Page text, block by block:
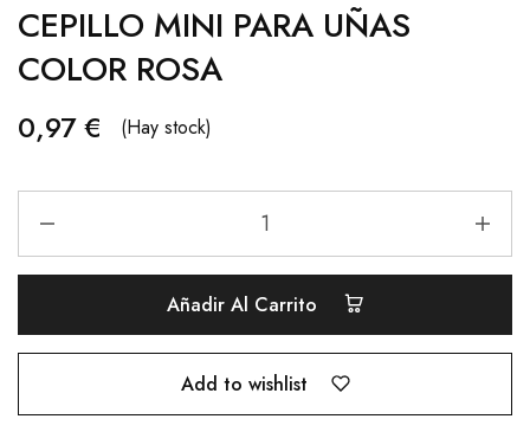
Mobiliarios
,
Cosmética
y
CEPILLO MINI PARA UÑAS
COLOR ROSA
0,97€ (Hay stock)
Añadir Al Carrito
Add to wishlist